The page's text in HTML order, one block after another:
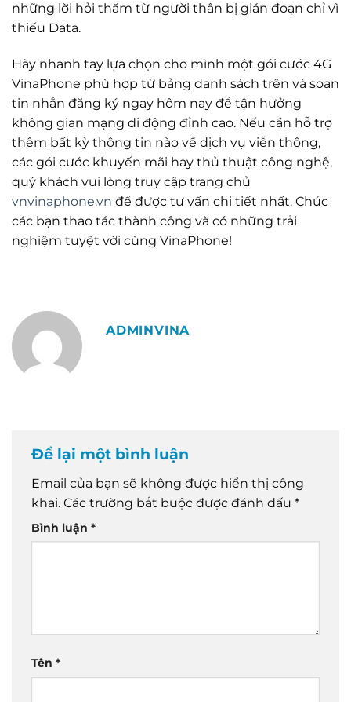
những lời hỏi thăm từ người thân bị gián đoạn chỉ vì
thiếu Data.
Hãy nhanh tay lựa chọn cho mình một gói cước 4G
VinaPhone phù hợp từ bảng danh sách trên và soạn
tin nhắn đăng ký ngay hôm nay để tận hưởng
không gian mạng di động đỉnh cao. Nếu cần hỗ trợ
thêm bất kỳ thông tin nào về dịch vụ viễn thông,
các gói cước khuyến mãi hay thủ thuật công nghệ,
quý khách vui lòng truy cập trang chủ
vnvinaphone.vn để được tư vấn chi tiết nhất. Chúc
các bạn thao tác thành công và có những trải
nghiệm tuyệt vời cùng VinaPhone!
ADMINVINA
Để lại một bình luận
Email của bạn sẽ không được hiển thị công
khai. Các trường bắt buộc được đánh dấu *
Bình luận *
Tên *